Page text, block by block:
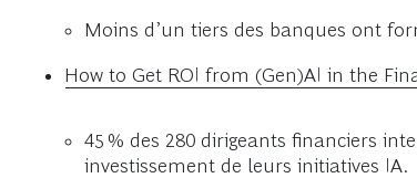
Moins d’un tiers des banques ont
How to Get ROI from (Gen)AI in the
45 % des 280 dirigeants financiers
investissement de leurs initiatives IA.